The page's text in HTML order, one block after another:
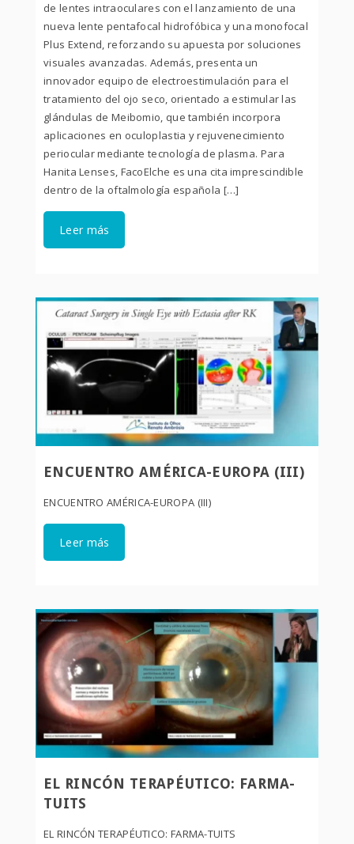
de lentes intraoculares con el lanzamiento de una
nueva lente pentafocal hidrofóbica y una monofocal
Plus Extend, reforzando su apuesta por soluciones
visuales avanzadas. Además, presenta un
innovador equipo de electroestimulación para el
tratamiento del ojo seco, orientado a estimular las
glándulas de Meibomio, que también incorpora
aplicaciones en oculoplastia y rejuvenecimiento
periocular mediante tecnología de plasma. Para
Hanita Lenses, FacoElche es una cita imprescindible
dentro de la oftalmología española […]
Leer más
ENCUENTRO AMÉRICA-EUROPA (III)
ENCUENTRO AMÉRICA-EUROPA (III)
Leer más
EL RINCÓN TERAPÉUTICO: FARMA-
TUITS
EL RINCÓN TERAPÉUTICO: FARMA-TUITS